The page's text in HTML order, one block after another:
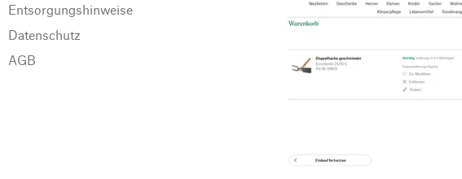
Entsorgungshinweise
Datenschutz
AGB